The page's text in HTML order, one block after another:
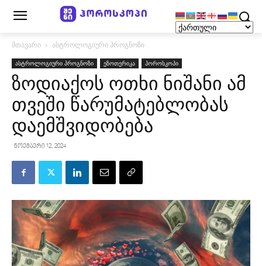
მთავარი ასტროლოგიური პროგნოზი
ასტროლოგიური პროგნოზი ეზოთერიკა ჰოროსკოპი
ზოდიაქოს ოთხი ნიშანი ამ
თვეში წარუმატებლობას
დაემშვიდობება
ნოემბერი 12, 2024